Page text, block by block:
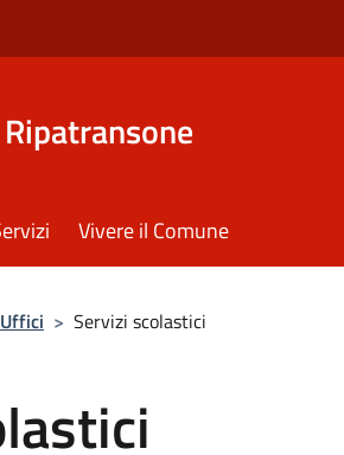
Vivere il Comune
Uffici > Servizi scolastici